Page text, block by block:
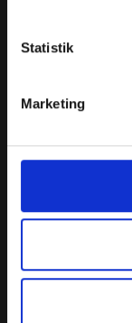
Statistik
Marketing
Adresse
Bjerrebyvej 91